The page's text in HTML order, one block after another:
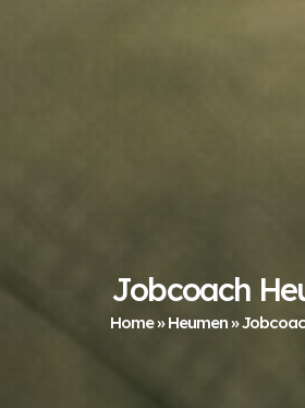
Jobcoach
Home»Heumen»